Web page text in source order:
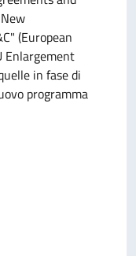
(European
Enlargement
in fase di
programma